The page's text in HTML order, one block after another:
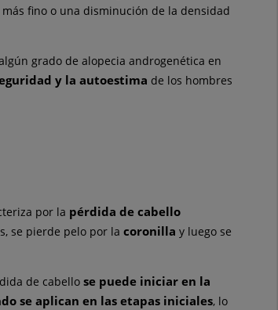
fino o una disminución de la densidad
grado de alopecia androgenética en
y la autoestima de los hombres
por la pérdida de cabello
se pierde pelo por la coronilla y luego se
de cabello se puede iniciar en la
se aplican en las etapas iniciales, lo